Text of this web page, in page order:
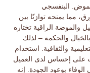
البنفسجي
مما يمنحه توازنًا بين
والموضة الراقية تختاره
والحكمة – لذلك
والثقافية. استخدام
على إحساس لدى العميل
بوعود الجودة. إنه